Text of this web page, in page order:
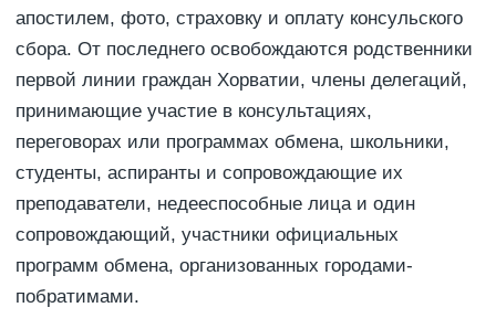
апостилем, фото, страховку и оплату консульского
сбора. От последнего освобождаются родственники
первой линии граждан Хорватии, члены делегаций,
принимающие участие в консультациях,
переговорах или программах обмена, школьники,
студенты, аспиранты и сопровождающие их
преподаватели, недееспособные лица и один
сопровождающий, участники официальных
программ обмена, организованных городами-
побратимами.